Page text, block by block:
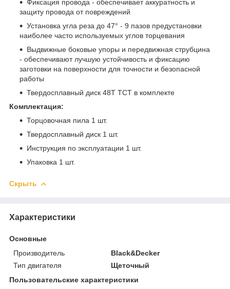
Фиксация провода - обеспечивает аккуратность и
защиту провода от повреждений
Установка угла реза до 47° - 9 пазов предустановки
наиболее часто используемых углов торцевания
Выдвижные боковые упоры и передвижная струбцина
- обеспечивают лучшую устойчивость и фиксацию
заготовки на поверхности для точности и безопасной
работы
Твердосплавный диск 48T TCT в комплекте
Комплектация:
Торцовочная пила 1 шт.
Твердосплавный диск 1 шт.
Инструкция по эксплуатации 1 шт.
Упаковка 1 шт.
Скрыть
Характеристики
Основные
Производитель
Black&Decker
Тип двигателя
Щеточный
Пользовательские характеристики